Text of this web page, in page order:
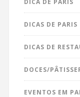
DICAS DE PARIS
DICAS DE
DOCES/
EVENTOS EM